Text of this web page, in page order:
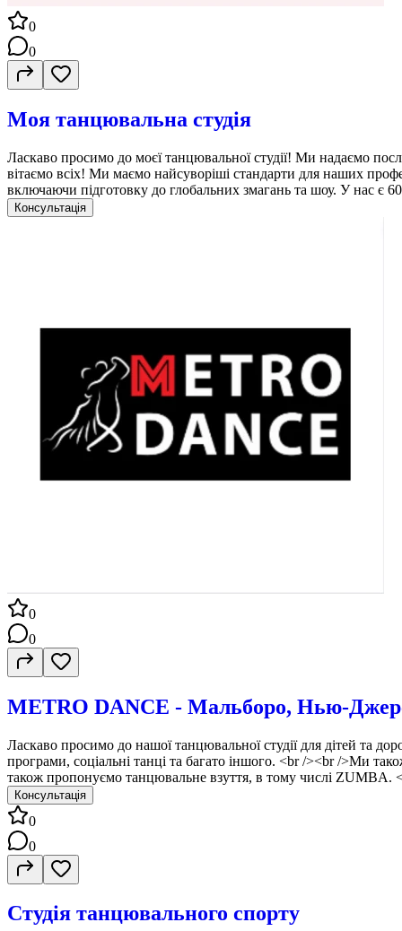
0
0
Моя танцювальна студія
Ласкаво просимо до моєї танцювальної студії! Ми надаємо
вітаємо всіх! Ми маємо найсуворіші стандарти для наших
включаючи підготовку до глобальних змагань та шоу. У нас
Консультація
0
0
METRO DANCE - Мальборо, Нью-
Ласкаво просимо до нашої танцювальної студії для дітей та
програми, соціальні танці та багато іншого. <br /><br />Ми
також пропонуємо танцювальне взуття, в тому числі ZUMBA.
Консультація
0
0
Студія танцювального спорту